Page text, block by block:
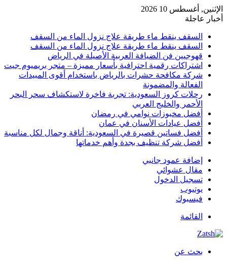
الإثنين, أغسطس 10 2026
أخبار عاجلة
السقف ينقط ماء طريقة علاج نزول الماء من السقف
السقف ينقط ماء طريقة علاج نزول الماء من السقف
قهوجيين فن الضيافة العربية الأصيلة في الرياض
اشتراكات رقمية احترافية بأسعار مميزة – متجر بريميوم جيت
شركة مكافحة حشرات بالرياض باستخدام أقوى المبيدات
الفعالة والمضمونة
رحلات كروز السعودية: تجربة فاخرة لاستكشاف سحر البحر
الأحمر والخليج العربي
أفضل مخبوزات نوامي في رمضان
أفضل عيادات الأسنان في عمان
أفضل فساتين قصيرة في السعودية: أناقة وجمال لكل مناسبة
أفضل شركة تنظيف بجدة وأهم خدماتها
إضافة عمود جانبي
مقال عشوائي
تسجيل الدخول
يوتيوب
فيسبوك
القائمة
بحث عن